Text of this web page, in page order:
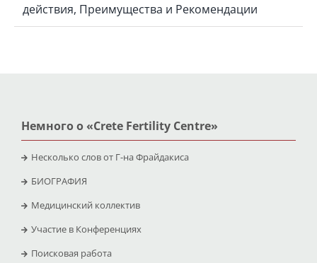
действия, Преимущества и Рекомендации
Немного о «Crete Fertility Centre»
Несколько слов от Г-на Фрайдакиса
БИОГРАФИЯ
Медицинский коллектив
Участие в Конференциях
Поисковая работа